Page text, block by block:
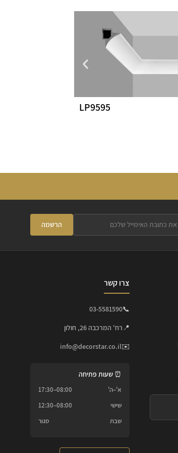
LP9595
הרשמה
צרו קשר
📞
03-5581590
📍 רח' המרכבה 26, חולון
✉️
info@decorstar.co.il
⏰ שעות פתיחה
א'–ה'
08:00–17:30
שישי
08:00–12:30
שבת
סגור